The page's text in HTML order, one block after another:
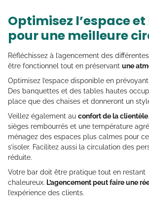
Optimisez l’espace
pour une meilleure
Réfléchissez à l’agencement des
être fonctionnel tout en préservant une
Optimisez l’espace disponible en
Des banquettes et des tables hautes
place que des chaises et donneront un
Veillez également au confort de la clientèle
sièges rembourrés et une température
ménagez des espaces plus calmes pour
s’isoler. Facilitez aussi la circulation des
réduite.
Votre bar doit être pratique tout en restant
chaleureux. L’agencement peut faire une
l’expérience des clients.